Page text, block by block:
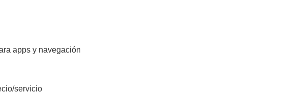
apps y navegación
servicio